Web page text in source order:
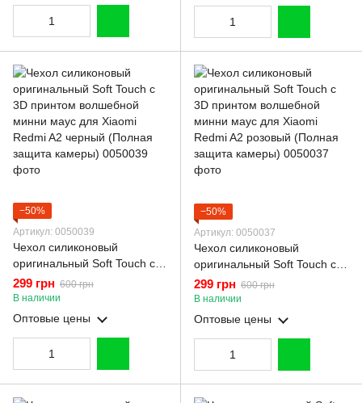
−50%
Артикул: 0050039
Чехол силиконовый
оригинальный Soft Touch с
3D принтом волшебной
минни маус для Xiaomi
Redmi A2 черный (Полная
защита камеры)
299 грн 600 грн
В наличии
Оптовые цены
−50%
Артикул: 0050037
Чехол силиконовый
оригинальный Soft Touch с
3D принтом волшебной
минни маус для Xiaomi
Redmi A2 розовый (Полная
защита камеры)
299 грн 600 грн
В наличии
Оптовые цены